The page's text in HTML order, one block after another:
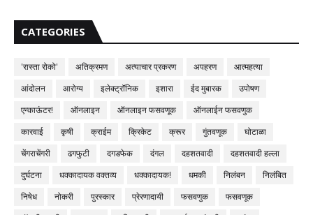
CATEGORIES
'रास्ता रोको' अतिक्रमण अत्याचार प्रकरण अपहरण
आत्महत्या
आंदोलन
आरोग्य इलेक्ट्रॉनिक इशारा ईद मुबारक
उपोषण
एन्काऊंटर!
ऑनलाइन ऑनलाइन फसवणूक
ऑनलाईन फसवणुक
कारवाई
कृषी क्राईम क्रिकेट क्रूर गुंतवणूक
घोटाळा
चेंगराचेंगरी
ढगफुटी दगडफेक दंगल दहशतवादी
दहशतवादी हल्ला
दुर्घटना
धक्कादायक वक्तव्य धक्कादायक! धमकी निलंबन
निलंबित
निषेध
नोकरी पुरस्कार प्रेरणादायी फसवणुक
फसवणूक